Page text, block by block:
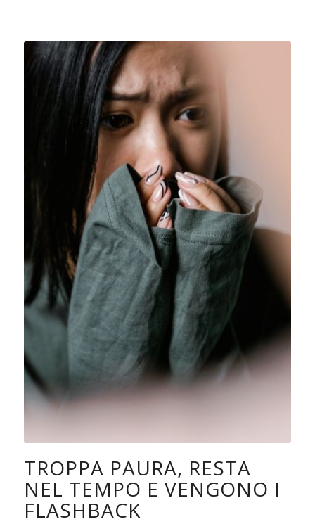
TROPPA PAURA, RESTA
NEL TEMPO E VENGONO I
FLASHBACK